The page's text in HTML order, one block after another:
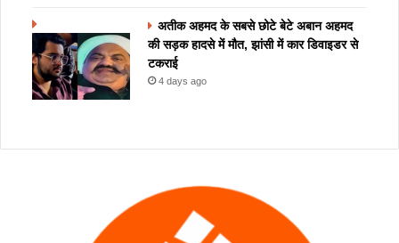
अतीक अहमद के सबसे छोटे बेटे अबान अहमद
की सड़क हादसे में मौत, झांसी में कार डिवाइडर से
टकराई
4 days ago